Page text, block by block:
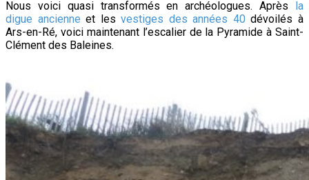
Nous voici quasi transformés en archéologues. Après la
digue ancienne et lesvestiges des années 40dévoilés à
Ars-en-Ré, voici maintenant l’escalier de la Pyramide à Saint-
Clément des Baleines.